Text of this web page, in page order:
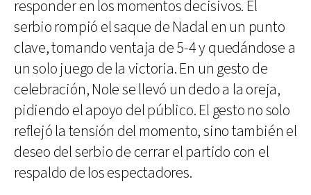
responder en los momentos decisivos. El
serbio rompió el saque de Nadal en un punto
clave, tomando ventaja de 5-4 y quedándose a
un solo juego de la victoria. En un gesto de
celebración, Nole se llevó un dedo a la oreja,
pidiendo el apoyo del público. El gesto no solo
reflejó la tensión del momento, sino también el
deseo del serbio de cerrar el partido con el
respaldo de los espectadores.